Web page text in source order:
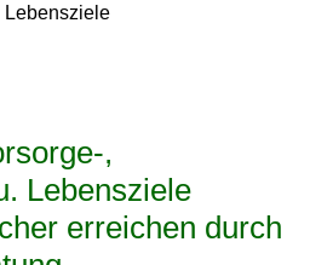
Lebensziele
,
Lebensziele
erreichen durch